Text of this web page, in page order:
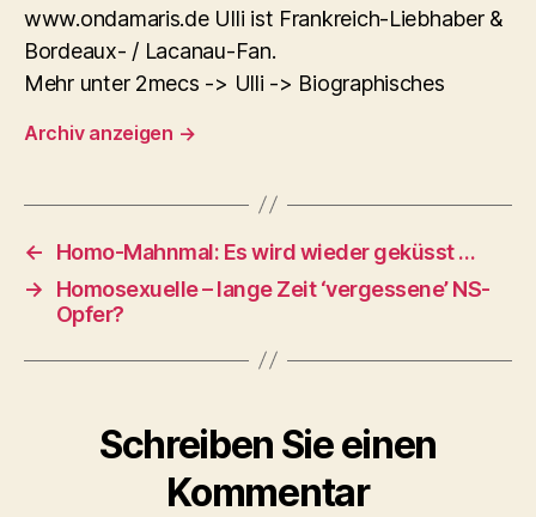
www.ondamaris.de Ulli ist Frankreich-Liebhaber &
Bordeaux- / Lacanau-Fan.
Mehr unter 2mecs -> Ulli -> Biographisches
Archiv anzeigen →
←
Homo-Mahnmal: Es wird wieder geküsst …
→
Homosexuelle – lange Zeit ‘vergessene’ NS-
Opfer?
Schreiben Sie einen
Kommentar